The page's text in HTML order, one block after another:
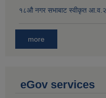
१८‍औ नगर सभाबाट स्वीकृत
more
eGov services